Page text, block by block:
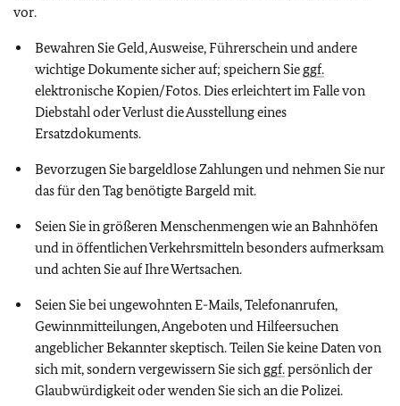
vor.
Bewahren Sie Geld, Ausweise, Führerschein und andere
wichtige Dokumente sicher auf; speichern Sie ggf.
elektronische Kopien/Fotos. Dies erleichtert im Falle von
Diebstahl oder Verlust die Ausstellung eines
Ersatzdokuments.
Bevorzugen Sie bargeldlose Zahlungen und nehmen Sie nur
das für den Tag benötigte Bargeld mit.
Seien Sie in größeren Menschenmengen wie an Bahnhöfen
und in öffentlichen Verkehrsmitteln besonders aufmerksam
und achten Sie auf Ihre Wertsachen.
Seien Sie bei ungewohnten E-Mails, Telefonanrufen,
Gewinnmitteilungen, Angeboten und Hilfeersuchen
angeblicher Bekannter skeptisch. Teilen Sie keine Daten von
sich mit, sondern vergewissern Sie sich ggf.persönlich der
Glaubwürdigkeit oder wenden Sie sich an die Polizei.